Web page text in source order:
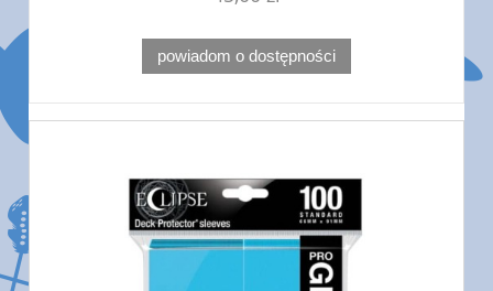
powiadom o dostępności